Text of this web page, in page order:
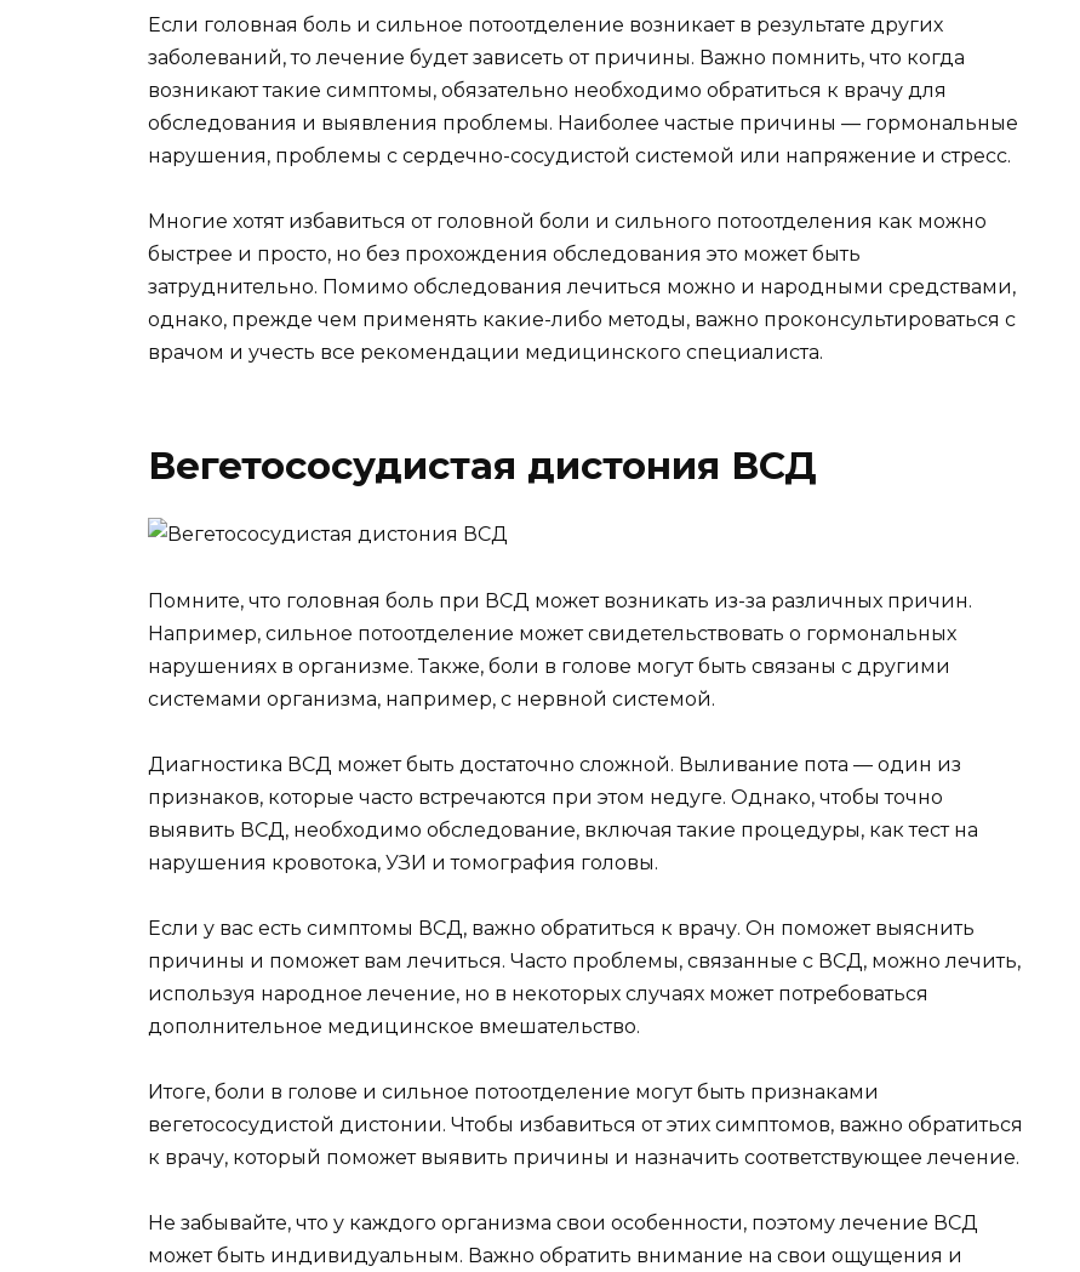
Если головная боль и сильное потоотделение возникает в результате других
заболеваний, то лечение будет зависеть от причины. Важно помнить, что когда
возникают такие симптомы, обязательно необходимо обратиться к врачу для
обследования и выявления проблемы. Наиболее частые причины — гормональные
нарушения, проблемы с сердечно-сосудистой системой или напряжение и стресс.
Многие хотят избавиться от головной боли и сильного потоотделения как можно
быстрее и просто, но без прохождения обследования это может быть
затруднительно. Помимо обследования лечиться можно и народными средствами,
однако, прежде чем применять какие-либо методы, важно проконсультироваться с
врачом и учесть все рекомендации медицинского специалиста.
Вегетососудистая дистония ВСД
Помните, что головная боль при ВСД может возникать из-за различных причин.
Например, сильное потоотделение может свидетельствовать о гормональных
нарушениях в организме. Также, боли в голове могут быть связаны с другими
системами организма, например, с нервной системой.
Диагностика ВСД может быть достаточно сложной. Выливание пота — один из
признаков, которые часто встречаются при этом недуге. Однако, чтобы точно
выявить ВСД, необходимо обследование, включая такие процедуры, как тест на
нарушения кровотока, УЗИ и томография головы.
Если у вас есть симптомы ВСД, важно обратиться к врачу. Он поможет выяснить
причины и поможет вам лечиться. Часто проблемы, связанные с ВСД, можно лечить,
используя народное лечение, но в некоторых случаях может потребоваться
дополнительное медицинское вмешательство.
Итоге, боли в голове и сильное потоотделение могут быть признаками
вегетососудистой дистонии. Чтобы избавиться от этих симптомов, важно обратиться
к врачу, который поможет выявить причины и назначить соответствующее лечение.
Не забывайте, что у каждого организма свои особенности, поэтому лечение ВСД
может быть индивидуальным. Важно обратить внимание на свои ощущения и